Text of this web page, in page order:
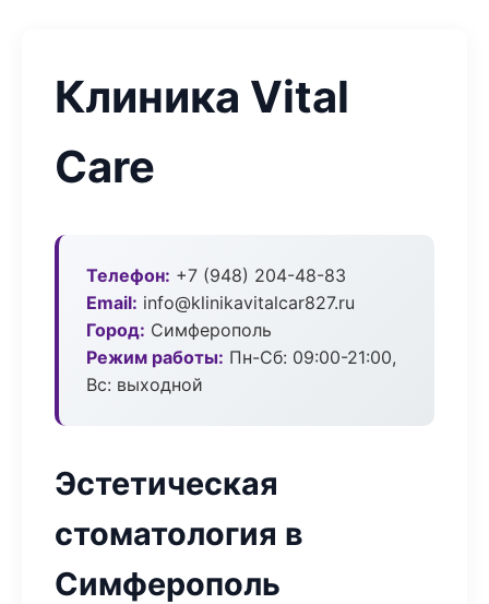
Клиника Vital
Care
Телефон: +7 (948) 204-48-83
Email: info@klinikavitalcar827.ru
Город: Симферополь
Режим работы: Пн-Сб: 09:00-21:00,
Вс: выходной
Эстетическая
стоматология в
Симферополь